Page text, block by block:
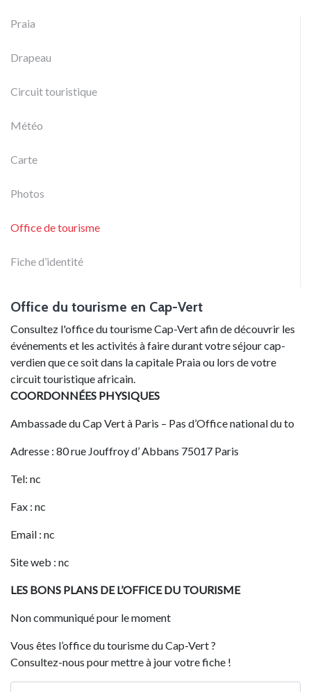
Praia
Drapeau
Circuit touristique
Météo
Carte
Photos
Office de tourisme
Fiche d’identité
Office du tourisme en Cap-Vert
Consultez l'office du tourisme Cap-Vert afin de découvrir les
événements et les activités à faire durant votre séjour cap-
verdien que ce soit dans la capitale Praia ou lors de votre
circuit touristique africain.
COORDONNÉES PHYSIQUES
Ambassade du Cap Vert à Paris – Pas d’Office national du to
Adresse : 80 rue Jouffroy d’ Abbans 75017 Paris
Tel: nc
Fax : nc
Email : nc
Site web : nc
LES BONS PLANS DE L’OFFICE DU TOURISME
Non communiqué pour le moment
Vous êtes l’office du tourisme du Cap-Vert ?
Consultez-nous pour mettre à jour votre fiche !